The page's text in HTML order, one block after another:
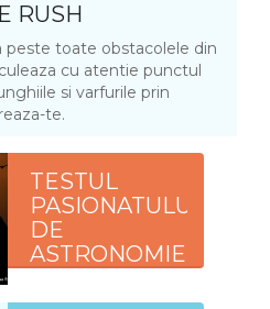
RUSH
peste toate obstacolele din
cu atentie punctul
si varfurile prin
te.
TESTUL
PASIONATULUI
DE
ASTRONOMIE